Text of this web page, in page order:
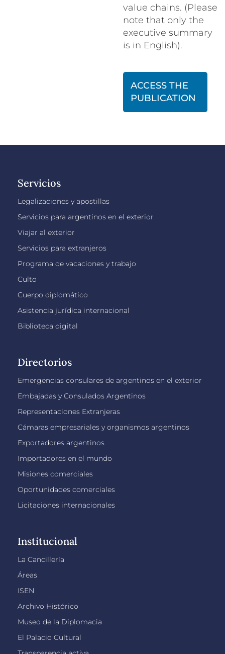
value chains. (Please
note that only the
executive summary
is in English).
ACCESS THE
PUBLICATION
Servicios
Legalizaciones y apostillas
Servicios para argentinos en el exterior
Viajar al exterior
Servicios para extranjeros
Programa de vacaciones y trabajo
Culto
Cuerpo diplomático
Asistencia jurídica internacional
Biblioteca digital
Directorios
Emergencias consulares de argentinos en el exterior
Embajadas y Consulados Argentinos
Representaciones Extranjeras
Cámaras empresariales y organismos argentinos
Exportadores argentinos
Importadores en el mundo
Misiones comerciales
Oportunidades comerciales
Licitaciones internacionales
Institucional
La Cancillería
Áreas
ISEN
Archivo Histórico
Museo de la Diplomacia
El Palacio Cultural